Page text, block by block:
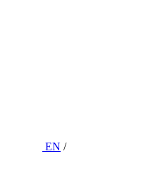
EN /